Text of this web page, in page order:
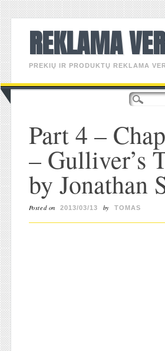
REKLAMA
PREKIŲ IR PRODUKTŲ REKLAMA
Main menu
Skip
to
Part 4 –
– Gulliver’s
by Jonathan
Posted on 2013/03/13 by TOMAS